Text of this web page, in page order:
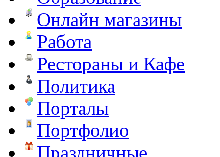
Онлайн магазины
Работа
Рестораны и Кафе
Политика
Порталы
Портфолио
Праздничные